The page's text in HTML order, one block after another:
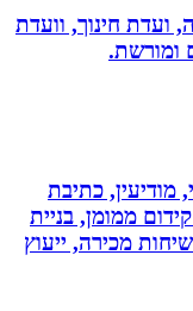
חינוך, וועדת
כתיבת
ממומן, בניית
מכירה, ייעוץ